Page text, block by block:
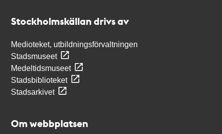
Stockholmskällan drivs av
Medioteket, utbildningsförvaltningen
Stadsmuseet
Medeltidsmuseet
Stadsbiblioteket
Stadsarkivet
Om webbplatsen